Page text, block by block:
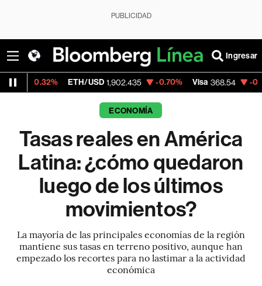
PUBLICIDAD
Ingresar
ETH/USD 1,902.435 -0.70% Visa 368.54 -0.28%
ECONOMÍA
Tasas reales en América
Latina: ¿cómo quedaron
luego de los últimos
movimientos?
La mayoría de las principales economías de la región
mantiene sus tasas en terreno positivo, aunque han
empezado los recortes para no lastimar a la actividad
económica